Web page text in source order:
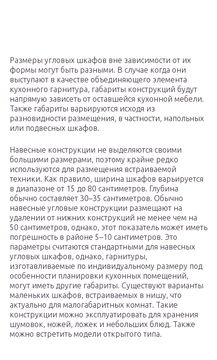
Размеры угловых шкафов вне зависимости от их
формы могут быть разными. В случае когда они
выступают в качестве объединяющего элемента
кухонного гарнитура, габариты конструкций будут
напрямую зависеть от оставшейся кухонной мебели.
Также габариты варьируются исходя из
разновидности размещения, в частности, напольных
или подвесных шкафов.
Навесные конструкции не выделяются своими
большими размерами, поэтому крайне редко
используются для размещения встраиваемой
техники. Как правило, ширина шкафов варьируется
в диапазоне от 15 до 80 сантиметров. Глубина
обычно составляет 30–35 сантиметров. Обычно
навесные угловые конструкции размещают на
удалении от нижних конструкций не менее чем на
50 сантиметров, однако, этот показатель может иметь
погрешность в районе 5–10 сантиметров. Это
параметры считаются стандартными для навесных
угловых шкафов, однако, гарнитуры,
изготавливаемые по индивидуальному размеру под
особенности планировки кухонных помещений,
могут иметь другие габариты. Существуют варианты
маленьких шкафов, встраиваемых в нишу, что
актуально для малогабаритных комнат. Такие
конструкции можно эксплуатировать для хранения
шумовок, ножей, ложек и небольших блюд. Также
можно встретить модели открытого типа.